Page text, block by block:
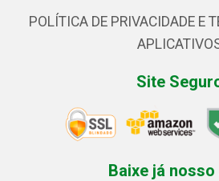
POLÍTICA DE PRIVACIDADE E
Site
Baixe já nosso